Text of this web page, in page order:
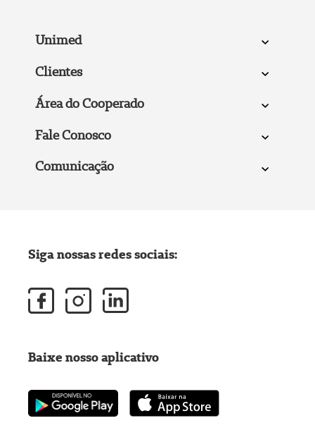
Unimed
Clientes
Área do Cooperado
Fale Conosco
Comunicação
Siga nossas redes sociais:
Baixe nosso aplicativo